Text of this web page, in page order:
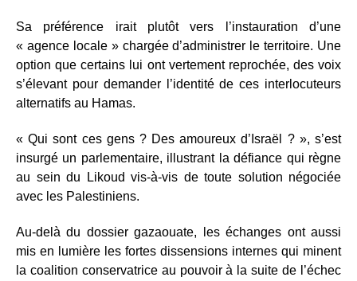
Sa préférence irait plutôt vers l’instauration d’une
« agence locale » chargée d’administrer le territoire. Une
option que certains lui ont vertement reprochée, des voix
s’élevant pour demander l’identité de ces interlocuteurs
alternatifs au Hamas.
« Qui sont ces gens ? Des amoureux d’Israël ? », s’est
insurgé un parlementaire, illustrant la défiance qui règne
au sein du Likoud vis-à-vis de toute solution négociée
avec les Palestiniens.
Au-delà du dossier gazaouate, les échanges ont aussi
mis en lumière les fortes dissensions internes qui minent
la coalition conservatrice au pouvoir à la suite de l’échec